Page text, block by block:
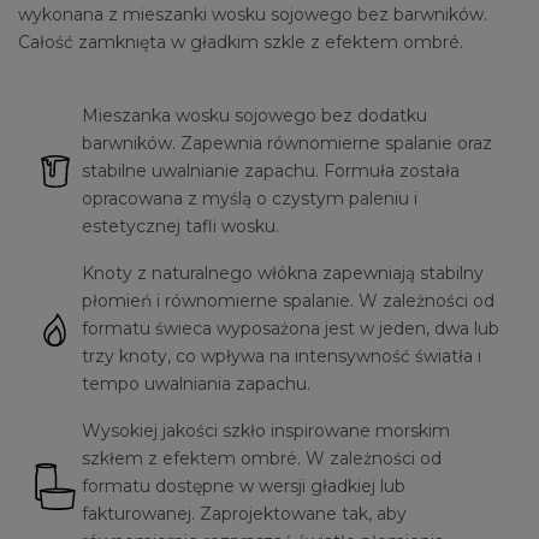
wykonana z mieszanki wosku sojowego bez barwników.
Całość zamknięta w gładkim szkle z efektem ombré.
Mieszanka wosku sojowego bez dodatku
barwników. Zapewnia równomierne spalanie oraz
stabilne uwalnianie zapachu. Formuła została
opracowana z myślą o czystym paleniu i
estetycznej tafli wosku.
Knoty z naturalnego włókna zapewniają stabilny
płomień i równomierne spalanie. W zależności od
formatu świeca wyposażona jest w jeden, dwa lub
trzy knoty, co wpływa na intensywność światła i
tempo uwalniania zapachu.
Wysokiej jakości szkło inspirowane morskim
szkłem z efektem ombré. W zależności od
formatu dostępne w wersji gładkiej lub
fakturowanej. Zaprojektowane tak, aby